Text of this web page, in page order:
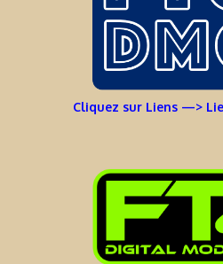
Cliquez sur Liens —>